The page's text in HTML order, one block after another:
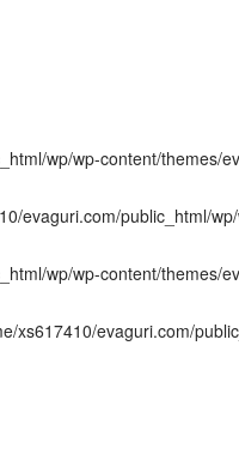
wp/wp-content/themes/
wp/wp-content/themes/
evaguri.com/public_html/
wp/wp-content/themes/
xs617410/evaguri.com/